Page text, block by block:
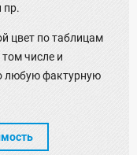
пр.
цвет по таблицам
числе и
любую фактурную